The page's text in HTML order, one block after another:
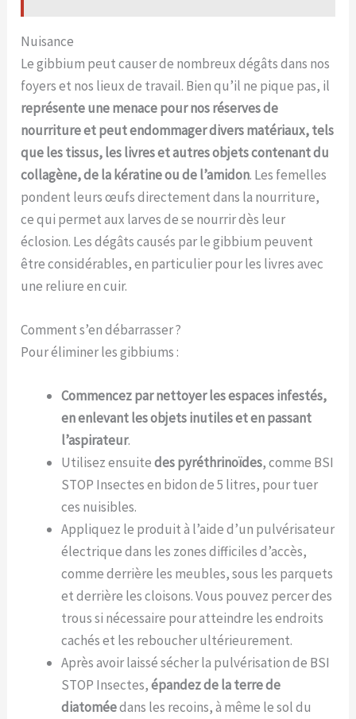
Nuisance
Le gibbium peut causer de nombreux dégâts dans nos
foyers et nos lieux de travail. Bien qu’il ne pique pas, il
représente une menace pour nos réserves de
nourriture et peut endommager divers matériaux, tels
que les tissus, les livres et autres objets contenant du
collagène, de la kératine ou de l’amidon. Les femelles
pondent leurs œufs directement dans la nourriture,
ce qui permet aux larves de se nourrir dès leur
éclosion. Les dégâts causés par le gibbium peuvent
être considérables, en particulier pour les livres avec
une reliure en cuir.
Comment s’en débarrasser ?
Pour éliminer les gibbiums :
Commencez par nettoyer les espaces infestés,
en enlevant les objets inutiles et en passant
l’aspirateur.
Utilisez ensuitedes pyréthrinoïdes, comme BSI
STOP Insectes en bidon de 5 litres, pour tuer
ces nuisibles.
Appliquez le produit à l’aide d’un pulvérisateur
électrique dans les zones difficiles d’accès,
comme derrière les meubles, sous les parquets
et derrière les cloisons. Vous pouvez percer des
trous si nécessaire pour atteindre les endroits
cachés et les reboucher ultérieurement.
Après avoir laissé sécher la pulvérisation de BSI
STOP Insectes,épandez de la terre de
diatoméedans les recoins, à même le sol du